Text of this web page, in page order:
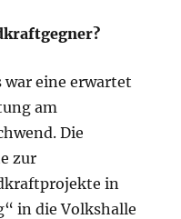
war eine erwartet
am
Die
zur
in
in die Volkshalle